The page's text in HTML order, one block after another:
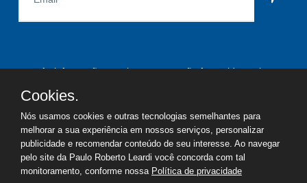
As informações aqui constantes são fornecidas pelo
proprietário do imóvel e estão sujeitas a alteração a qualquer
©2026Copyright - Paulo Roberto Leardi | Todos os direitos
Cookies.
Nós usamos cookies e outras tecnologias semelhantes para
melhorar a sua experiência em nossos serviços, personalizar
publicidade e recomendar conteúdo de seu interesse. Ao navegar
pelo site da Paulo Roberto Leardi você concorda com tal
monitoramento, conforme nossa Política de privacidade